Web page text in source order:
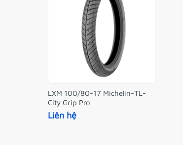
LXM 100/80-17 Michelin-TL-
City Grip Pro
Liên hệ